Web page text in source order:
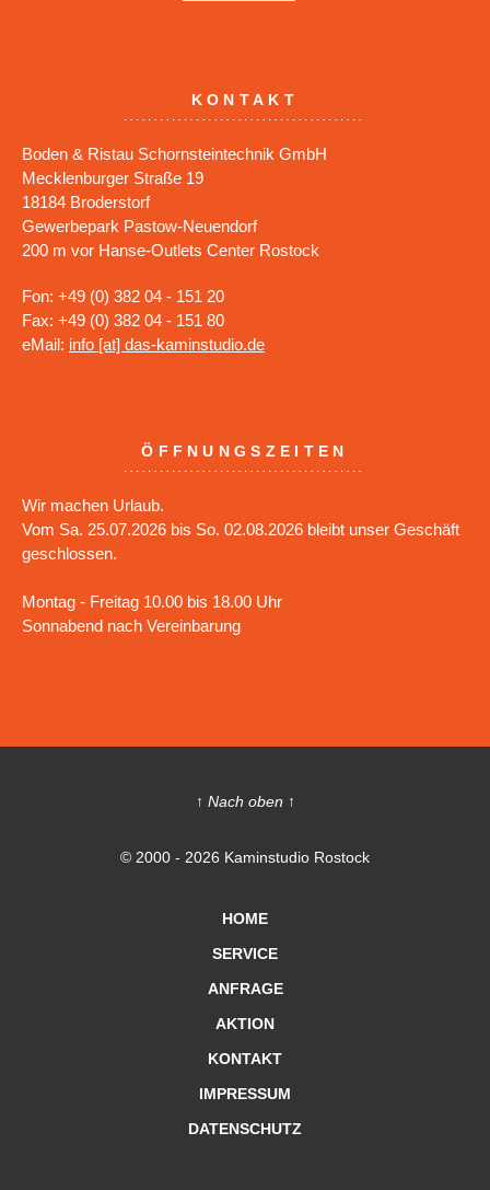
KONTAKT
Boden & Ristau Schornsteintechnik GmbH
Mecklenburger Straße 19
18184 Broderstorf
Gewerbepark Pastow-Neuendorf
200 m vor Hanse-Outlets Center Rostock
Fon: +49 (0) 382 04 - 151 20
Fax: +49 (0) 382 04 - 151 80
eMail: info [at] das-kaminstudio.de
ÖFFNUNGSZEITEN
Wir machen Urlaub.
Vom Sa. 25.07.2026 bis So. 02.08.2026 bleibt unser Geschäft
geschlossen.
Montag - Freitag 10.00 bis 18.00 Uhr
Sonnabend nach Vereinbarung
↑ Nach oben ↑
© 2000 - 2026 Kaminstudio Rostock
HOME
SERVICE
ANFRAGE
AKTION
KONTAKT
IMPRESSUM
DATENSCHUTZ